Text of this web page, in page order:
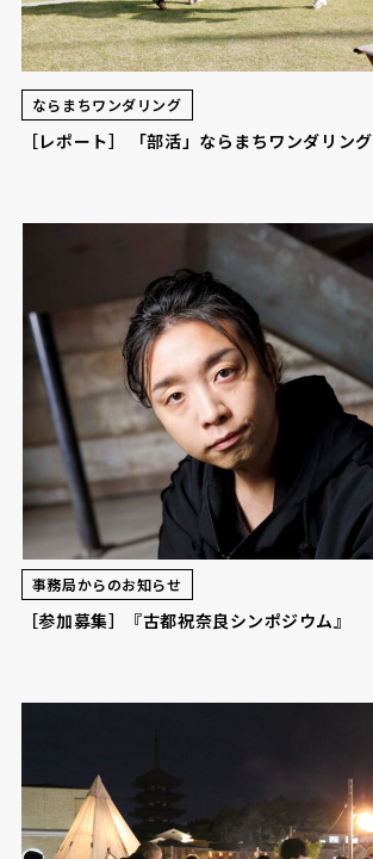
ならまちワンダリング
［レポート］ 「部活」ならまちワンダリング
事務局からのお知らせ
［参加募集］『古都祝奈良シンポジウム』